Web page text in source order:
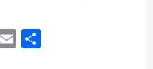
EmailShare